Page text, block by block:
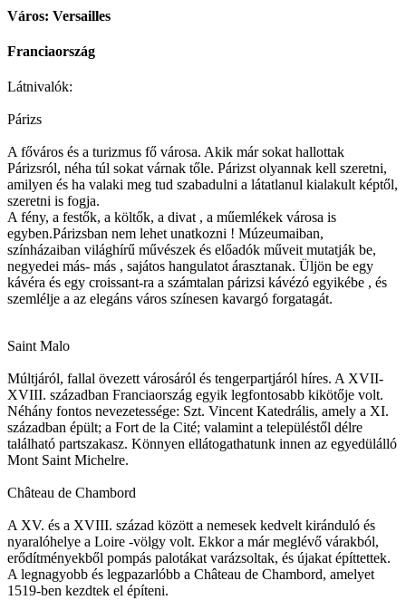
Város: Versailles
Franciaország
Látnivalók:
Párizs
A főváros és a turizmus fő városa. Akik már sokat hallottak
Párizsról, néha túl sokat várnak tőle. Párizst olyannak kell szeretni,
amilyen és ha valaki meg tud szabadulni a látatlanul kialakult képtől,
szeretni is fogja.
A fény, a festők, a költők, a divat , a műemlékek városa is
egyben.Párizsban nem lehet unatkozni ! Múzeumaiban,
színházaiban világhírű művészek és előadók műveit mutatják be,
negyedei más- más , sajátos hangulatot árasztanak. Üljön be egy
kávéra és egy croissant-ra a számtalan párizsi kávézó egyikébe , és
szemlélje a az elegáns város színesen kavargó forgatagát.
Saint Malo
Múltjáról, fallal övezett városáról és tengerpartjáról híres. A XVII-
XVIII. században Franciaország egyik legfontosabb kikötője volt.
Néhány fontos nevezetessége: Szt. Vincent Katedrális, amely a XI.
században épült; a Fort de la Cité; valamint a településtől délre
található partszakasz. Könnyen ellátogathatunk innen az egyedülálló
Mont Saint Michelre.
Château de Chambord
A XV. és a XVIII. század között a nemesek kedvelt kiránduló és
nyaralóhelye a Loire -völgy volt. Ekkor a már meglévő várakból,
erődítményekből pompás palotákat varázsoltak, és újakat építtettek.
A legnagyobb és legpazarlóbb a Château de Chambord, amelyet
1519-ben kezdtek el építeni.